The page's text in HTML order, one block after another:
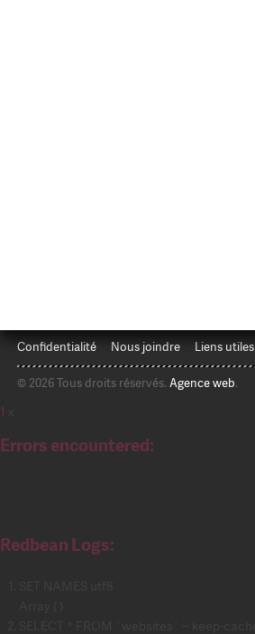
Confidentialité Nous joindre Liens utiles
© 2026 Tous droits réservés. Agence web.
1
Errors encountered:
Redbean Logs: